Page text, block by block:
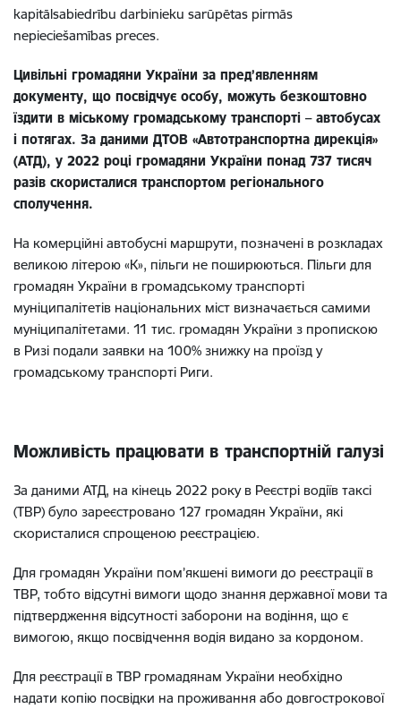
kapitālsabiedrību darbinieku sarūpētas pirmās
nepieciešamības preces.
Цивільні громадяни України за пред’явленням
документу, що посвідчує особу, можуть безкоштовно
їздити в міському громадському транспорті – автобусах
і потягах. За даними ДТОВ «Автотранспортна дирекція»
(АТД), у 2022 році громадяни України понад 737 тисяч
разів скористалися транспортом регіонального
сполучення.
На комерційні автобусні маршрути, позначені в розкладах
великою літерою «К», пільги не поширюються. Пільги для
громадян України в громадському транспорті
муніципалітетів національних міст визначається самими
муніципалітетами. 11 тис. громадян України з пропискою
в Ризі подали заявки на 100% знижку на проїзд у
громадському транспорті Риги.
Можливість працювати в транспортній галузі
За даними АТД, на кінець 2022 року в Реєстрі водіїв таксі
(ТВР) було зареєстровано 127 громадян України, які
скористалися спрощеною реєстрацією.
Для громадян України пом’якшені вимоги до реєстрації в
ТВР, тобто відсутні вимоги щодо знання державної мови та
підтвердження відсутності заборони на водіння, що є
вимогою, якщо посвідчення водія видано за кордоном.
Для реєстрації в ТВР громадянам України необхідно
надати копію посвідки на проживання або довгострокової